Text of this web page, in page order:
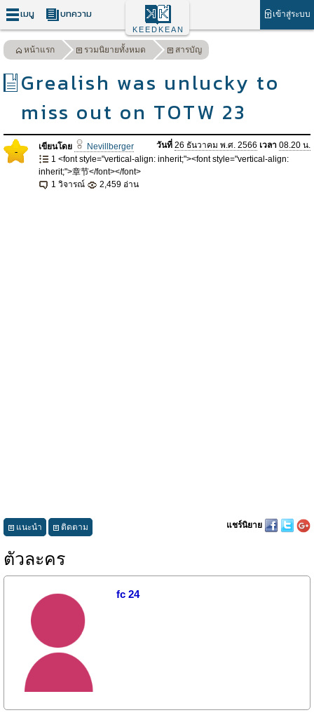
เมนู บทความ เข้าสู่ระบบ
KEEDKEAN
หน้าแรก รวมนิยายทั้งหมด สารบัญ
Grealish was unlucky to
miss out on TOTW 23
- เขียนโดย Nevillberger วันที่ 26 ธันวาคม พ.ศ. 2566 เวลา 08.20 น.
1 <font style="vertical-align: inherit;"><font style="vertical-align:
inherit;">章节</font></font>
1 วิจารณ์
2,459 อ่าน
แนะนำ ติดตาม แชร์นิยาย
ตัวละคร
fc 24